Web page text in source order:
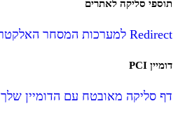
תוספי סליקה לאתרים
Redirect למערכות המסחר האלקטרונית
דומיין PCI
דף סליקה מאובטח עם הדומיין שלך